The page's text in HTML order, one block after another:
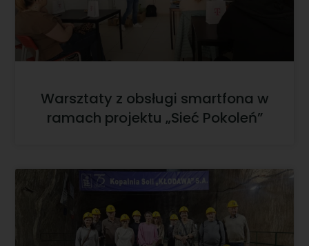
Warsztaty z obsługi smartfona w
ramach projektu „Sieć Pokoleń”